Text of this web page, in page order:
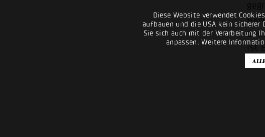
Diese Website verwendet
aufbauen und die USA kein
Sie sich auch mit der Verarbeitung
anpassen. Weitere
ist